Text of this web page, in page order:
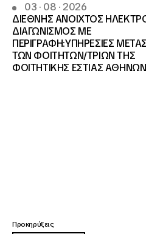
03 · 08 · 2026
ΔΙΕΘΝΗΣ ΑΝΟΙΧΤΟΣ
ΔΙΑΓΩΝΙΣΜΟΣ ΜΕ
ΠΕΡΙΓΡΑΦΗ:ΥΠΗΡΕΣΙΕΣ
ΤΩΝ ΦΟΙΤΗΤΩΝ/ΤΡΙΩΝ ΤΗΣ
ΦΟΙΤΗΤΙΚΗΣ ΕΣΤΙΑΣ ΑΘΗΝΩΝ
Προκηρύξεις